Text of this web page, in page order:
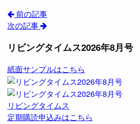
前の記事
次の記事
リビングタイムス2026年8月号
紙面サンプルはこちら
リビングタイムス
定期購読申込みはこちら